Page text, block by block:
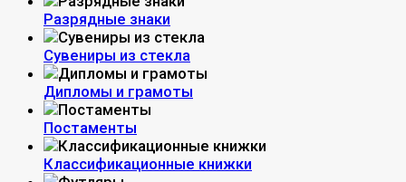
Разрядные знаки
Сувениры из стекла
Дипломы и грамоты
Постаменты
Классификационные книжки